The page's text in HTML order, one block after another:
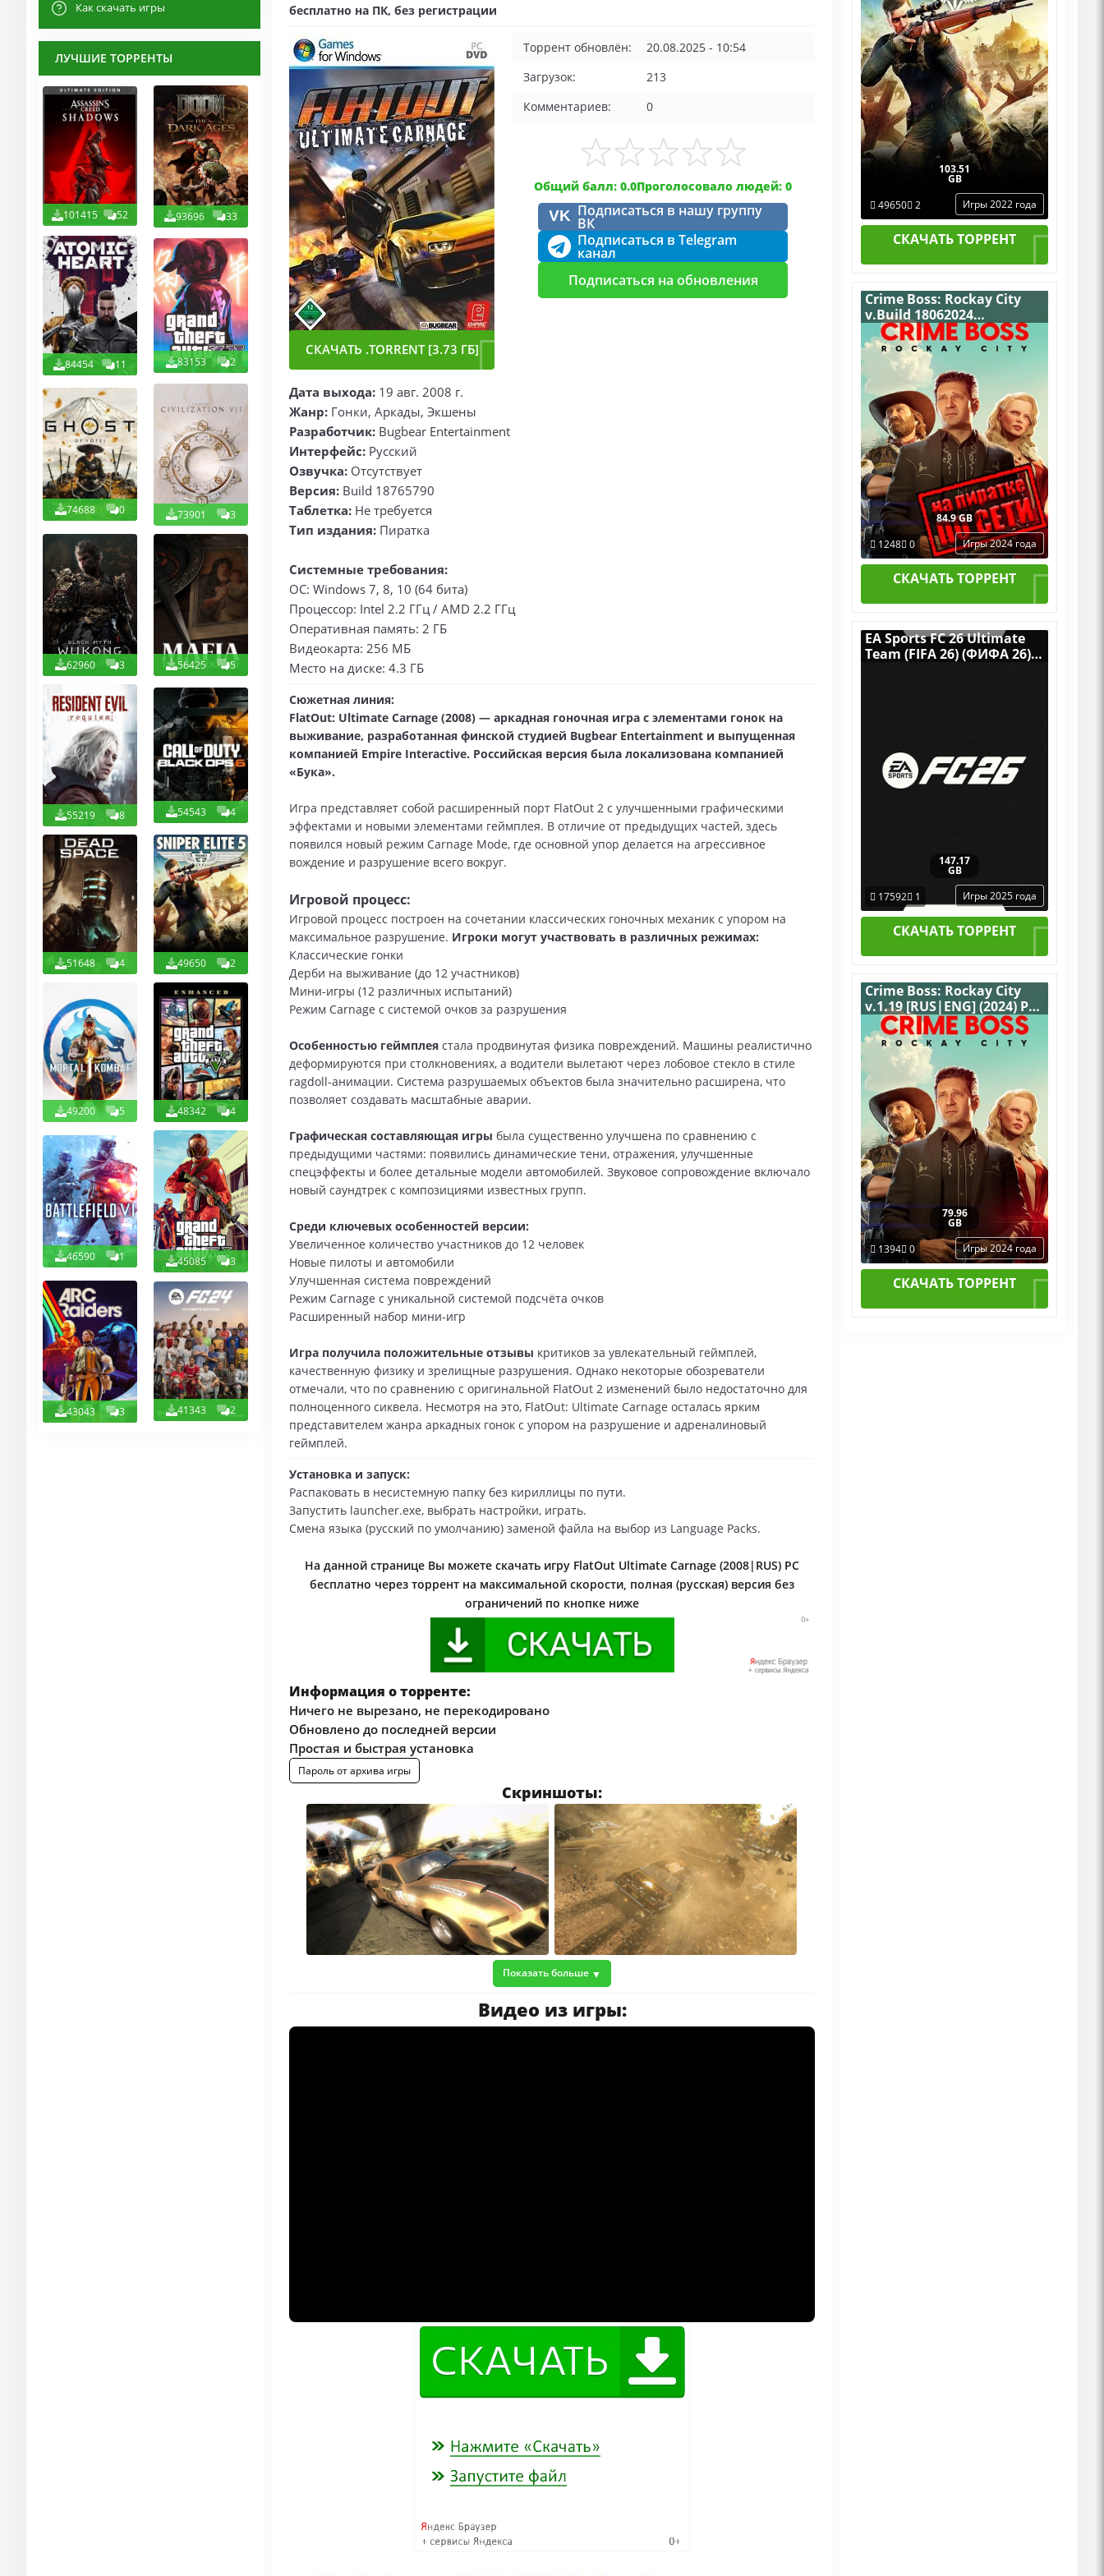
Как скачать игры
ЛУЧШИЕ ТОРРЕНТЫ
101415 52 93696 33
84454 11 83153 2
74688 0 73901 3
62960 3 56425 5
55219 8 54543 4
51648 4 49650 2
49200 5 48342 4
46590 1 45085 3
43043 3 41343 2
бесплатно на ПК, без регистрации
СКАЧАТЬ .TORRENT [3.73 ГБ]
Торрент обновлён:
20.08.2025 - 10:54
Загрузок:
213
Комментариев:
0
Общий балл: 0.0Проголосовало людей: 0
VK Подписаться в нашу группу
ВК
Подписаться в Telegram
канал
Подписаться на обновления
Дата выхода: 19 авг. 2008 г.
Жанр: Гонки, Аркады, Экшены
Разработчик: Bugbear Entertainment
Интерфейс: Русский
Озвучка: Отсутствует
Версия: Build 18765790
Таблетка: Не требуется
Тип издания: Пиратка
Системные требования:
ОС: Windows 7, 8, 10 (64 бита)
Процессор: Intel 2.2 ГГц / AMD 2.2 ГГц
Оперативная память: 2 ГБ
Видеокарта: 256 МБ
Место на диске: 4.3 ГБ
Сюжетная линия:
FlatOut: Ultimate Carnage (2008) — аркадная гоночная игра с элементами гонок на
выживание, разработанная финской студией Bugbear Entertainment и выпущенная
компанией Empire Interactive. Российская версия была локализована компанией
«Бука».
Игра представляет собой расширенный порт FlatOut 2 с улучшенными графическими
эффектами и новыми элементами геймплея. В отличие от предыдущих частей, здесь
появился новый режим Carnage Mode, где основной упор делается на агрессивное
вождение и разрушение всего вокруг.
Игровой процесс:
Игровой процесс построен на сочетании классических гоночных механик с упором на
максимальное разрушение. Игроки могут участвовать в различных режимах:
Классические гонки
Дерби на выживание (до 12 участников)
Мини-игры (12 различных испытаний)
Режим Carnage с системой очков за разрушения
Особенностью геймплея стала продвинутая физика повреждений. Машины реалистично
деформируются при столкновениях, а водители вылетают через лобовое стекло в стиле
ragdoll-анимации. Система разрушаемых объектов была значительно расширена, что
позволяет создавать масштабные аварии.
Графическая составляющая игры была существенно улучшена по сравнению с
предыдущими частями: появились динамические тени, отражения, улучшенные
спецэффекты и более детальные модели автомобилей. Звуковое сопровождение включало
новый саундтрек с композициями известных групп.
Среди ключевых особенностей версии:
Увеличенное количество участников до 12 человек
Новые пилоты и автомобили
Улучшенная система повреждений
Режим Carnage с уникальной системой подсчёта очков
Расширенный набор мини-игр
Игра получила положительные отзывы критиков за увлекательный геймплей,
качественную физику и зрелищные разрушения. Однако некоторые обозреватели
отмечали, что по сравнению с оригинальной FlatOut 2 изменений было недостаточно для
полноценного сиквела. Несмотря на это, FlatOut: Ultimate Carnage осталась ярким
представителем жанра аркадных гонок с упором на разрушение и адреналиновый
геймплей.
Установка и запуск:
Распаковать в несистемную папку без кириллицы по пути.
Запустить launcher.exe, выбрать настройки, играть.
Смена языка (русский по умолчанию) заменой файла на выбор из Language Packs.
На данной странице Вы можете скачать игру FlatOut Ultimate Carnage (2008|RUS) PC
бесплатно через торрент на максимальной скорости, полная (русская) версия без
ограничений по кнопке ниже
Информация о торренте:
Ничего не вырезано, не перекодировано
Обновлено до последней версии
Простая и быстрая установка
Пароль от архива игры
Скриншоты:
Показать больше
Видео из игры:
Дополнениями
103.51
GB
49650 2 Игры 2022 года
СКАЧАТЬ ТОРРЕНТ
Crime Boss: Rockay City
v.Build 18062024
[RUS|ENG] (2024) PC
Пиратка + Multiplayer
(Online по Сети)
84.9 GB
1248 0 Игры 2024 года
СКАЧАТЬ ТОРРЕНТ
EA Sports FC 26 Ultimate
Team (FIFA 26) (ФИФА 26)
147.17
GB
17592
1 Игры 2025 года
СКАЧАТЬ ТОРРЕНТ
Crime Boss: Rockay City
v.1.19 [RUS|ENG] (2024) PC
RePack от Селезень со
всеми DLC
79.96
GB
1394 0 Игры 2024 года
СКАЧАТЬ ТОРРЕНТ